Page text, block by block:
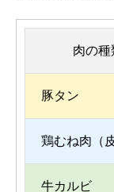
肉の種
豚タン
鶏むね肉（
牛カルビ